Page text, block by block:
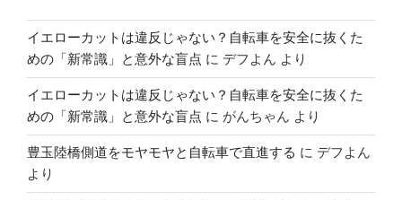
イエローカットは違反じゃない？自転車を安全に抜くた
めの「新常識」と意外な盲点 に デフよん より
イエローカットは違反じゃない？自転車を安全に抜くた
めの「新常識」と意外な盲点 に がんちゃん より
豊玉陸橋側道をモヤモヤと自転車で直進する に デフよん
より